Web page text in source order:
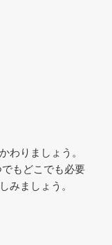
わりましょう。
でもどこでも必要
みましょう。